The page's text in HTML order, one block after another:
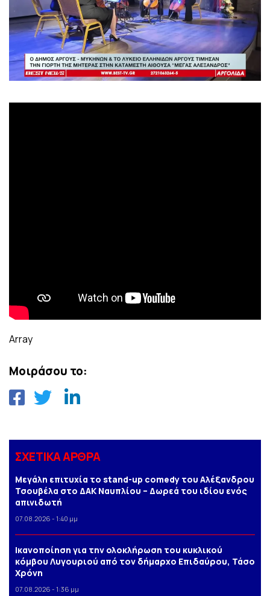
Array
Μοιράσου το:
ΣΧΕΤΙΚΑ ΑΡΘΡΑ
Μεγάλη επιτυχία το stand-up comedy του Αλέξανδρου
Τσουβέλα στο ΔΑΚ Ναυπλίου – Δωρεά του ιδίου ενός
απινιδωτή
07.08.2026 - 1:40 μμ
Iκανοποίηση για την ολοκλήρωση του κυκλικού
κόμβου Λυγουριού από τον δήμαρχο Επιδαύρου, Τάσο
Χρόνη
07.08.2026 - 1:36 μμ